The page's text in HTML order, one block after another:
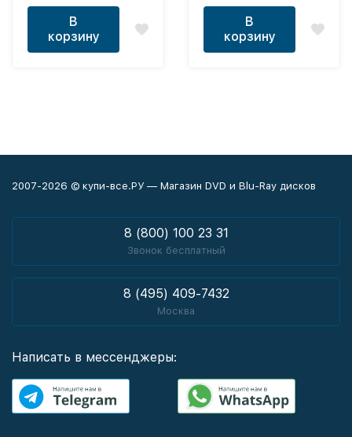
В
корзину
В
корзину
2007-2026 © купи-все.РУ — Магазин DVD и Blu-Ray дисков
8 (800) 100 23 31
Звонок бесплатный
8 (495) 409-7432
Москва
Написать в мессенджеры: